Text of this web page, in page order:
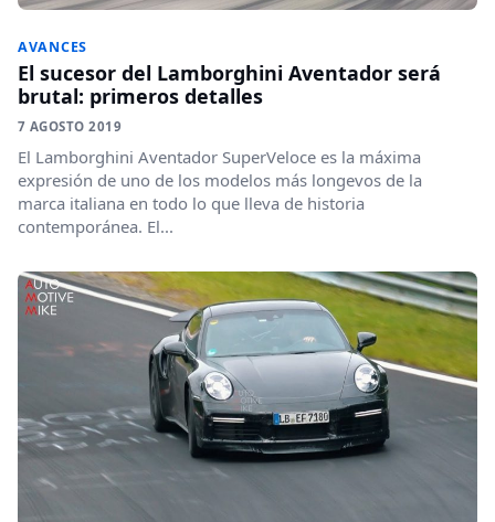
AVANCES
El sucesor del Lamborghini Aventador será
brutal: primeros detalles
7 AGOSTO 2019
El Lamborghini Aventador SuperVeloce es la máxima
expresión de uno de los modelos más longevos de la
marca italiana en todo lo que lleva de historia
contemporánea. El...